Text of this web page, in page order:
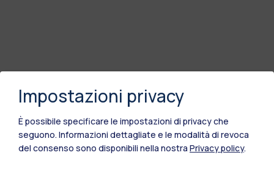
Impostazioni privacy
È possibile specificare le impostazioni di privacy che
seguono. Informazioni dettagliate e le modalità di revoca
del consenso sono disponibili nella nostra Privacy policy.